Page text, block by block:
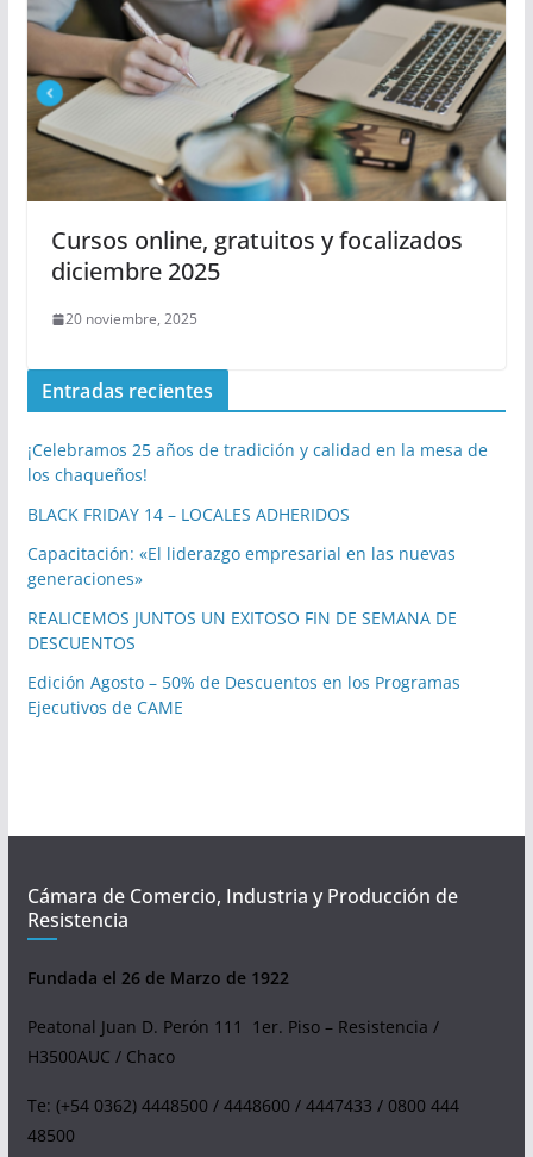
Cursos online, gratuitos y focalizados
diciembre 2025
20 noviembre, 2025
Entradas recientes
¡Celebramos 25 años de tradición y calidad en la mesa de
los chaqueños!
BLACK FRIDAY 14 – LOCALES ADHERIDOS
Capacitación: «El liderazgo empresarial en las nuevas
generaciones»
REALICEMOS JUNTOS UN EXITOSO FIN DE SEMANA DE
DESCUENTOS
Edición Agosto – 50% de Descuentos en los Programas
Ejecutivos de CAME
Cámara de Comercio, Industria y Producción de
Resistencia
Fundada el 26 de Marzo de 1922
Peatonal Juan D. Perón 111 1er. Piso – Resistencia /
H3500AUC / Chaco
Te: (+54 0362) 4448500 / 4448600 / 4447433 / 0800 444
48500